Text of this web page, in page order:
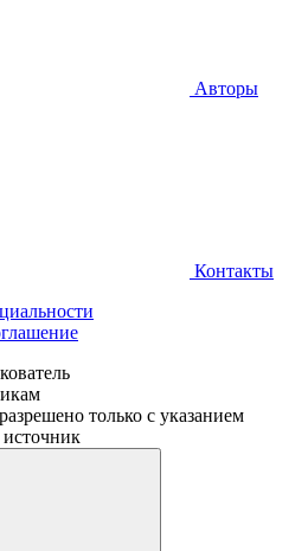
Авторы
Контакты
только с указанием